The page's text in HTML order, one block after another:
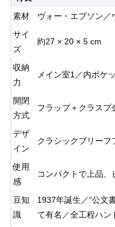
素材
ヴォー・エプソン／
サイ
ズ
約27 × 20 × 5 cm
収納
力
メイン室1／内ポケ
開閉
方式
フラップ＋クラスプ
デザ
イン
クラシックブリー
使用
感
コンパクトで上品
豆知
識
1937年誕生／“公文
て有名／全工程ハン